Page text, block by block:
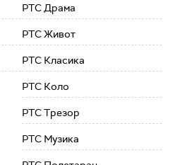
РТС Драма
РТС Живот
РТС Класика
РТС Коло
РТС Трезор
РТС Музика